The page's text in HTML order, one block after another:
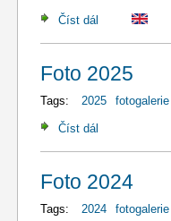
Číst dál Foto 2026
Foto 2025
Tags: 2025 fotogalerie
Číst dál
Foto 2024
Tags: 2024 fotogalerie